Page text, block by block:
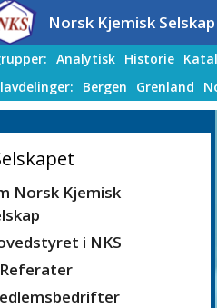
Norsk Kjemisk Selskap
Analytisk Historie
Bergen Grenland
Norsk Kjemisk
i NKS
Referater